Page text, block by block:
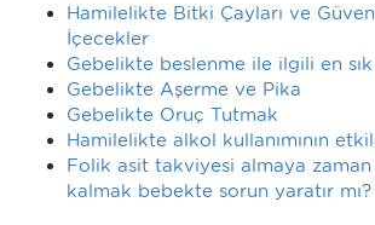
Hamilelikte Bitki Çayları ve
İçecekler
Gebelikte beslenme ile ilgili en
Gebelikte Aşerme ve Pika
Gebelikte Oruç Tutmak
Hamilelikte alkol kullanımının
Folik asit takviyesi almaya
kalmak bebekte sorun yaratır mı?